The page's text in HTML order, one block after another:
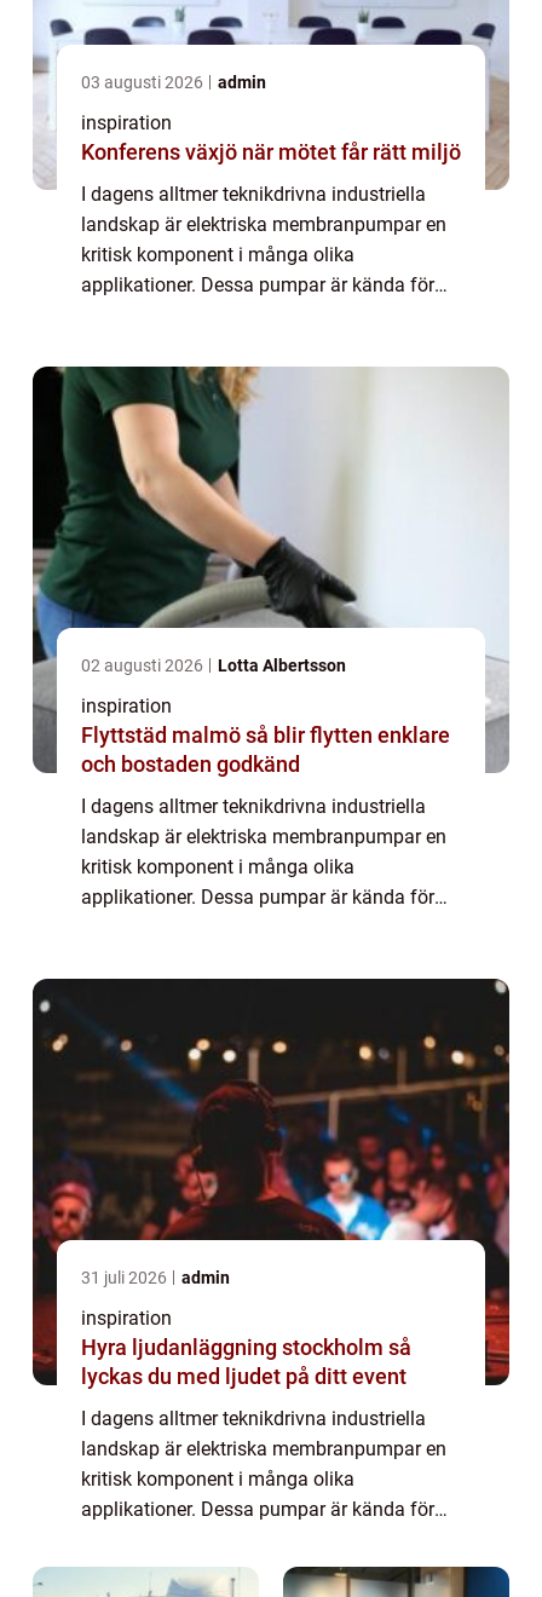
03 augusti 2026 admin
inspiration
Konferens växjö när mötet får rätt miljö
I dagens alltmer teknikdrivna industriella
landskap är elektriska membranpumpar en
kritisk komponent i många olika
applikationer. Dessa pumpar är kända för
02 augusti 2026 Lotta Albertsson
inspiration
Flyttstäd malmö så blir flytten enklare
och bostaden godkänd
I dagens alltmer teknikdrivna industriella
landskap är elektriska membranpumpar en
kritisk komponent i många olika
applikationer. Dessa pumpar är kända för
31 juli 2026 admin
inspiration
Hyra ljudanläggning stockholm så
lyckas du med ljudet på ditt event
I dagens alltmer teknikdrivna industriella
landskap är elektriska membranpumpar en
kritisk komponent i många olika
applikationer. Dessa pumpar är kända för
av media, ink...